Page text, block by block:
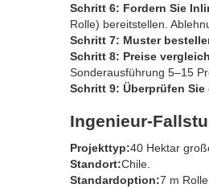
Schritt 6: Fordern Sie
Rolle) bereitstellen.
Schritt 7: Muster
Schritt 8: Preise
Sonderausführung 5–15
Schritt 9: Überprüfen Sie
Ingenieur-
Projekttyp:40 Hektar
Standort:Chile.
Standardoption:7 m